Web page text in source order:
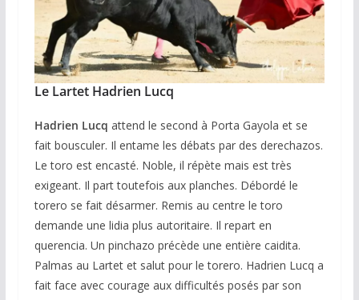
Le Lartet Hadrien Lucq
Hadrien Lucq attend le second à Porta Gayola et se
fait bousculer. Il entame les débats par des derechazos.
Le toro est encasté. Noble, il répète mais est très
exigeant. Il part toutefois aux planches. Débordé le
torero se fait désarmer. Remis au centre le toro
demande une lidia plus autoritaire. Il repart en
querencia. Un pinchazo précède une entière caidita.
Palmas au Lartet et salut pour le torero. Hadrien Lucq a
fait face avec courage aux difficultés posés par son